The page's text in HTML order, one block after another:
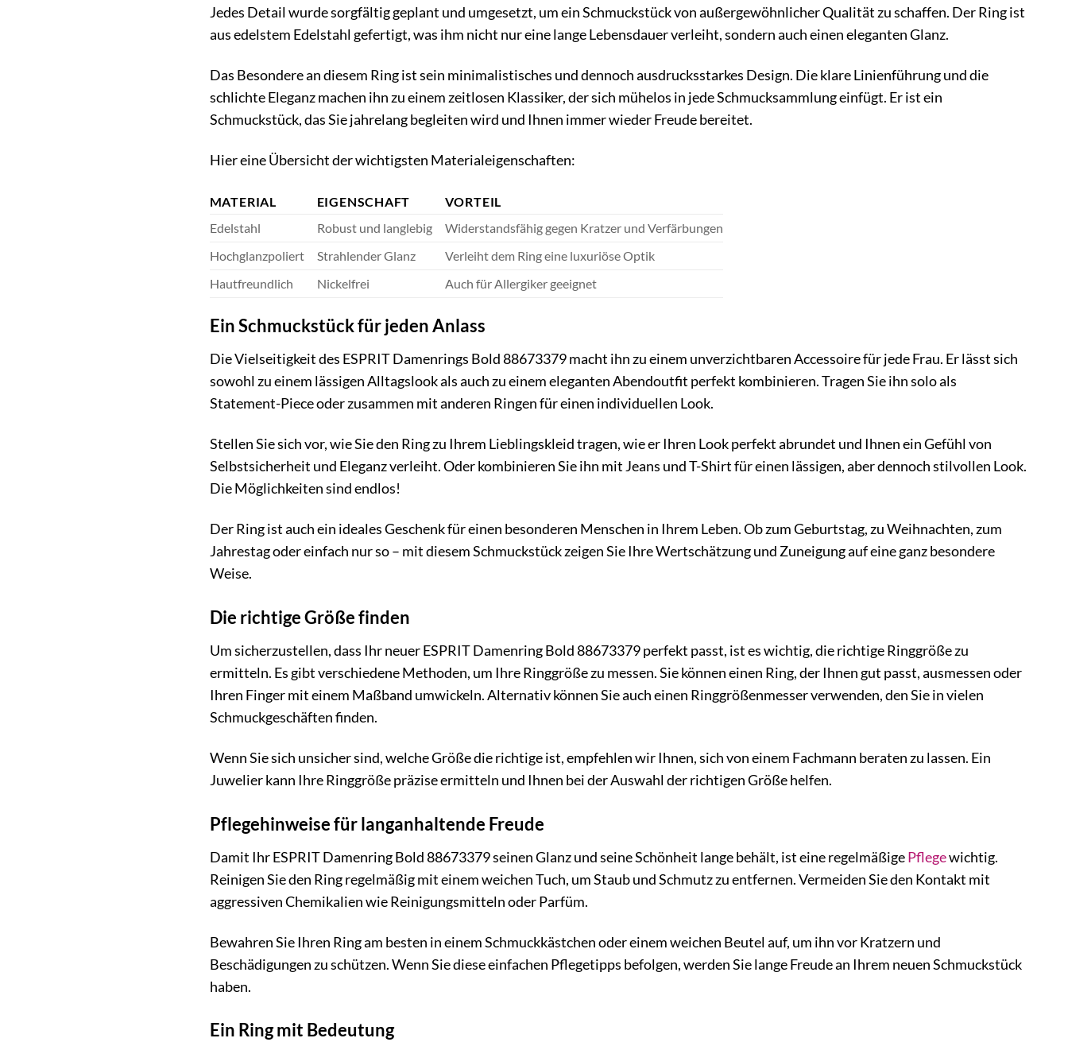
Jedes Detail wurde sorgfältig geplant und umgesetzt, um ein Schmuckstück von außergewöhnlicher Qualität zu schaffen. Der Ring ist
aus edelstem Edelstahl gefertigt, was ihm nicht nur eine lange Lebensdauer verleiht, sondern auch einen eleganten Glanz.
Das Besondere an diesem Ring ist sein minimalistisches und dennoch ausdrucksstarkes Design. Die klare Linienführung und die
schlichte Eleganz machen ihn zu einem zeitlosen Klassiker, der sich mühelos in jede Schmucksammlung einfügt. Er ist ein
Schmuckstück, das Sie jahrelang begleiten wird und Ihnen immer wieder Freude bereitet.
Hier eine Übersicht der wichtigsten Materialeigenschaften:
MATERIAL EIGENSCHAFT
VORTEIL
Edelstahl
Robust und langlebig
Widerstandsfähig gegen Kratzer und Verfärbungen
Hochglanzpoliert
Strahlender Glanz
Verleiht dem Ring eine luxuriöse Optik
Hautfreundlich
Nickelfrei Auch für Allergiker geeignet
Ein Schmuckstück für jeden Anlass
Die Vielseitigkeit des ESPRIT Damenrings Bold 88673379 macht ihn zu einem unverzichtbaren Accessoire für jede Frau. Er lässt sich
sowohl zu einem lässigen Alltagslook als auch zu einem eleganten Abendoutfit perfekt kombinieren. Tragen Sie ihn solo als
Statement-Piece oder zusammen mit anderen Ringen für einen individuellen Look.
Stellen Sie sich vor, wie Sie den Ring zu Ihrem Lieblingskleid tragen, wie er Ihren Look perfekt abrundet und Ihnen ein Gefühl von
Selbstsicherheit und Eleganz verleiht. Oder kombinieren Sie ihn mit Jeans und T-Shirt für einen lässigen, aber dennoch stilvollen Look.
Die Möglichkeiten sind endlos!
Der Ring ist auch ein ideales Geschenk für einen besonderen Menschen in Ihrem Leben. Ob zum Geburtstag, zu Weihnachten, zum
Jahrestag oder einfach nur so – mit diesem Schmuckstück zeigen Sie Ihre Wertschätzung und Zuneigung auf eine ganz besondere
Weise.
Die richtige Größe finden
Um sicherzustellen, dass Ihr neuer ESPRIT Damenring Bold 88673379 perfekt passt, ist es wichtig, die richtige Ringgröße zu
ermitteln. Es gibt verschiedene Methoden, um Ihre Ringgröße zu messen. Sie können einen Ring, der Ihnen gut passt, ausmessen oder
Ihren Finger mit einem Maßband umwickeln. Alternativ können Sie auch einen Ringgrößenmesser verwenden, den Sie in vielen
Schmuckgeschäften finden.
Wenn Sie sich unsicher sind, welche Größe die richtige ist, empfehlen wir Ihnen, sich von einem Fachmann beraten zu lassen. Ein
Juwelier kann Ihre Ringgröße präzise ermitteln und Ihnen bei der Auswahl der richtigen Größe helfen.
Pflegehinweise für langanhaltende Freude
Damit Ihr ESPRIT Damenring Bold 88673379 seinen Glanz und seine Schönheit lange behält, ist eine regelmäßigePflegewichtig.
Reinigen Sie den Ring regelmäßig mit einem weichen Tuch, um Staub und Schmutz zu entfernen. Vermeiden Sie den Kontakt mit
aggressiven Chemikalien wie Reinigungsmitteln oder Parfüm.
Bewahren Sie Ihren Ring am besten in einem Schmuckkästchen oder einem weichen Beutel auf, um ihn vor Kratzern und
Beschädigungen zu schützen. Wenn Sie diese einfachen Pflegetipps befolgen, werden Sie lange Freude an Ihrem neuen Schmuckstück
haben.
Ein Ring mit Bedeutung